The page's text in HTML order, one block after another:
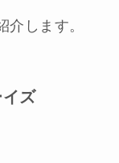
介します。
ズ